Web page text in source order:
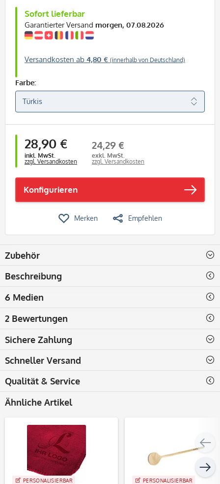
Sofort lieferbar
Garantierter Versand morgen, 07.08.2026
Versandkosten ab 4,80 € (innerhalb von Deutschland)
Farbe:
28,90 €
inkl. MwSt.
zzgl. Versandkosten
24,29 €
exkl. MwSt.
zzgl. Versandkosten
Konfigurieren
Merken Empfehlen
Zubehör
Beschreibung
6 Medien
2 Bewertungen
Sichere Zahlung
Schneller Versand
Qualität & Service
Ähnliche Artikel
PERSONALISIERBAR PERSONALISIERBAR